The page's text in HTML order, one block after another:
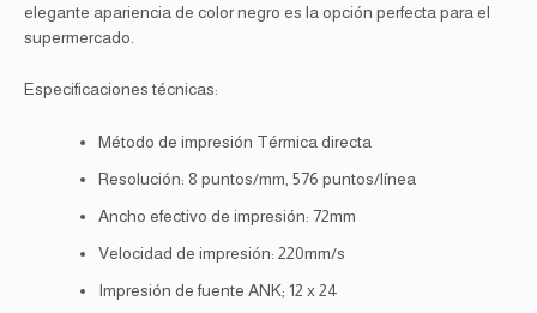
elegante apariencia de color negro es la opción perfecta para el
supermercado.
Especificaciones técnicas:
Método de impresión Térmica directa
Resolución: 8 puntos/mm, 576 puntos/línea
Ancho efectivo de impresión: 72mm
Velocidad de impresión: 220mm/s
Impresión de fuente ANK; 12 x 24